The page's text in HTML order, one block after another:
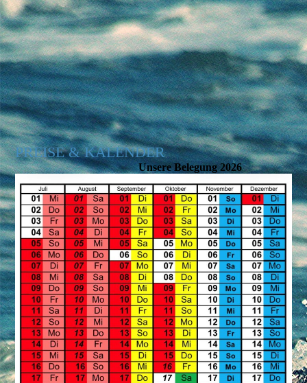
PREISE & KALENDER
Unsere Belegung 2026